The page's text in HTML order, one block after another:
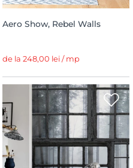
Aero Show, Rebel Walls
de la 248,00 lei / mp